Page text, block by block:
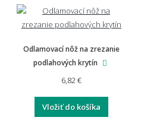
Odlamovací nôž na zrezanie
podlahových krytín
6,82 €
Vložiť do košíka